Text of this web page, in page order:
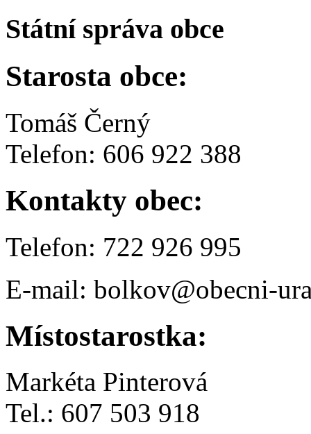
Státní správa obce
Starosta obce:
Tomáš Černý
Telefon: 606 922 388
Kontakty obec:
Telefon: 722 926 995
E-mail: bolkov@obecni-
Místostarostka:
Markéta Pinterová
Tel.: 607 503 918